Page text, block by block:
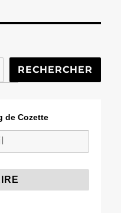
RECHERCHER
de Cozette